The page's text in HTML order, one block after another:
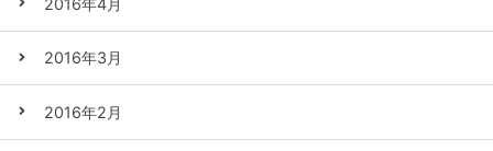
2016年3月
2016年2月